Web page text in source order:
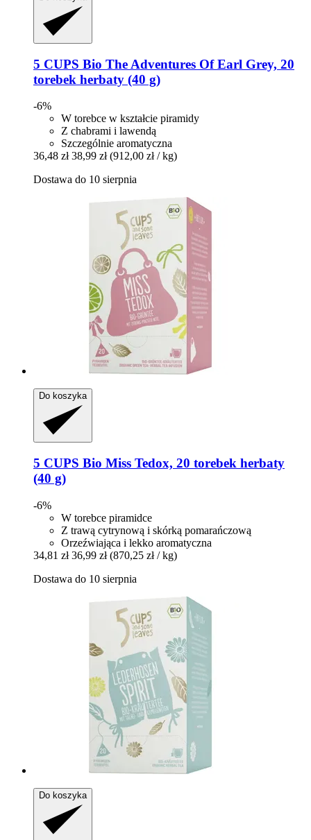
5 CUPS Bio The Adventures Of Earl Grey, 20
torebek herbaty (40 g)
-6%
W torebce w kształcie piramidy
Z chabrami i lawendą
Szczególnie aromatyczna
36,48 zł 38,99 zł (912,00 zł / kg)
Dostawa do 10 sierpnia
Do koszyka
5 CUPS Bio Miss Tedox, 20 torebek herbaty
(40 g)
-6%
W torebce piramidce
Z trawą cytrynową i skórką pomarańczową
Orzeźwiająca i lekko aromatyczna
34,81 zł 36,99 zł (870,25 zł / kg)
Dostawa do 10 sierpnia
Do koszyka